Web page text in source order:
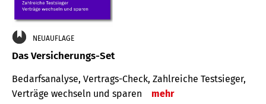
NEUAUFLAGE
Das Versicherungs-Set
Bedarfsanalyse, Vertrags-Check, Zahlreiche Testsieger,
Verträge wechseln und sparen
mehr